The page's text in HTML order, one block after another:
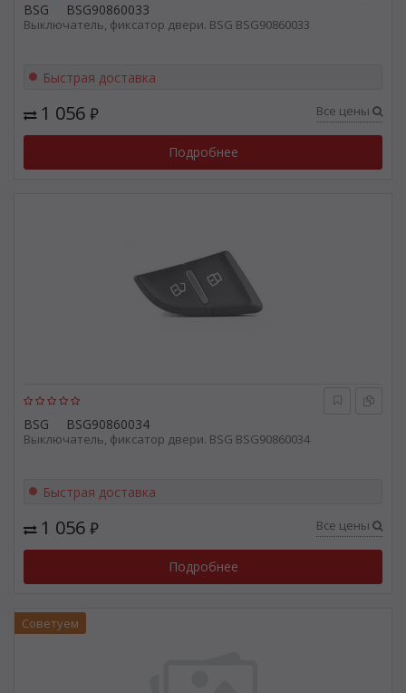
BSG BSG90860033
Выключатель, фиксатор двери. BSG BSG90860033
Быстрая доставка
1 056 ₽ Все цены
Подробнее
BSG BSG90860034
Выключатель, фиксатор двери. BSG BSG90860034
Быстрая доставка
1 056 ₽ Все цены
Подробнее
Советуем